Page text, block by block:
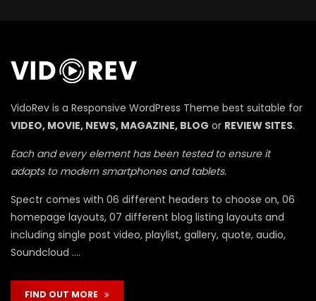
VidoRev is a Responsive WordPress Theme best suitable for
VIDEO, MOVIE, NEWS, MAGAZINE, BLOG or REVIEW SITES.
Each and every element has been tested to ensure it
adapts to modern smartphones and tablets.
Spectr comes with 06 different headers to choose on, 06
homepage layouts, 07 different blog listing layouts and
including single post video, playlist, gallery, quote, audio,
Soundcloud ….
FIND OUT MORE